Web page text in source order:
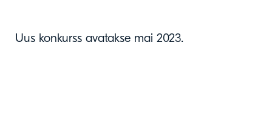
Uus konkurss avatakse mai 2023.